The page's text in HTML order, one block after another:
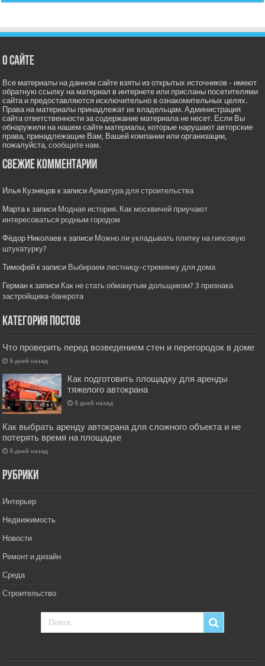
О сайте
Все материалы на данном сайте взяты из открытых источников - имеют
обратную ссылку на материал в интернете или присланы посетителями
сайта и предоставляются исключительно в ознакомительных целях.
Права на материалы принадлежат их владельцам. Администрация
сайта ответственности за содержание материала не несет. Если Вы
обнаружили на нашем сайте материалы, которые нарушают авторские
права, принадлежащие Вам, Вашей компании или организации,
пожалуйста,сообщите нам.
Свежие комментарии
Илья Кузнецов к записиАрматура для строительства
Марта к записи Модная история. Как москвичей приучают
интересоваться родным городом
Фёдор Николаев к записи Можно ли укладывать плитку на гипсовую
штукатурку?
Тимофей к записи Выбираем лестницу-стремянку для дома
Герман к записи Как не стать обманутым дольщиком? 3 признака
застройщика-банкрота
Категория постов
Что проверить перед возведением стен и перегородок в доме
6 дней назад
Как подготовить площадку для аренды
тяжелого автокрана
6 дней назад
Как выбрать аренду автокрана для сложного объекта и не
потерять время на площадке
6 дней назад
РУбрики
Интерьер
Недвижимость
Новости
Ремонт и дизайн
Среда
Строительство